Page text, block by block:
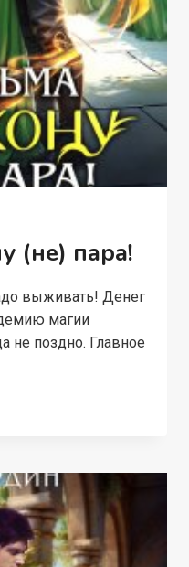
(не) пара!
выживать! Денег
магии
не поздно. Главное